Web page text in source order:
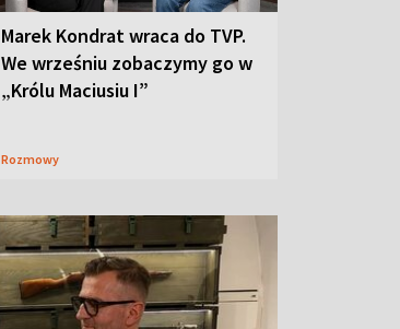
Marek Kondrat wraca do TVP.
We wrześniu zobaczymy go w
„Królu Maciusiu I”
Rozmowy